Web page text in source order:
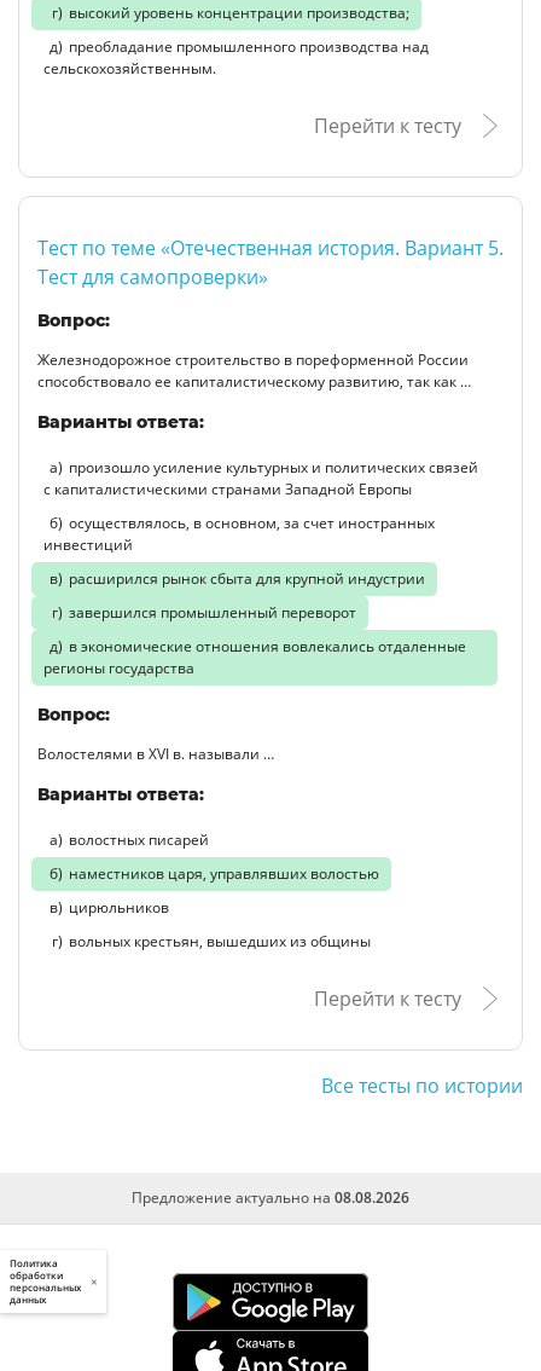
высокий уровень концентрации производства;
преобладание промышленного производства над
сельскохозяйственным.
Перейти к тесту
Тест по теме «Отечественная история. Вариант 5.
Тест для самопроверки»
Вопрос:
Железнодорожное строительство в пореформенной России
способствовало ее капиталистическому развитию, так как …
Варианты ответа:
произошло усиление культурных и политических связей
с капиталистическими странами Западной Европы
осуществлялось, в основном, за счет иностранных
инвестиций
расширился рынок сбыта для крупной индустрии
завершился промышленный переворот
в экономические отношения вовлекались отдаленные
регионы государства
Вопрос:
Волостелями в XVI в. называли …
Варианты ответа:
волостных писарей
наместников царя, управлявших волостью
цирюльников
вольных крестьян, вышедших из общины
Перейти к тесту
Все тесты по истории
Предложение актуально на 08.08.2026
Политика
обработки
персональных
данных
×